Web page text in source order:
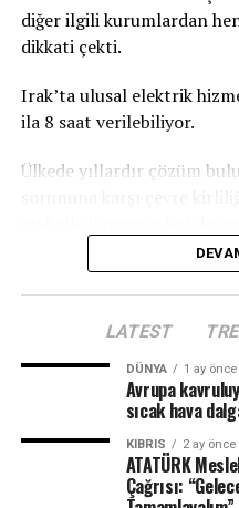
diğer ilgili kurumlardan
dikkati çekti.
Irak’ta ulusal elektrik
ila 8 saat verilebiliyor.
Ülkede yıllardır çözüm
LATEST
DÜNYA 1 ay önce
Avrupa
sıcak hava
KIBRIS 2 ay önce
ATATÜRK
Çağrısı: